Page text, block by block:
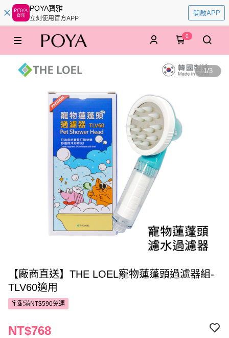
POYA寶雅
立刻使用官方APP
開啟APP
0
1/3
【廠商直送】THE LOEL寵物蓮蓬頭過濾器組-
TLV60適用
宅配滿NT$590免運
NT$768